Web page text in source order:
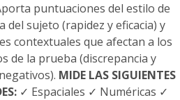
puntuaciones del estilo de
del sujeto (rapidez y eficacia) y
contextuales que afectan a los
de la prueba (discrepancia y
MIDE LAS SIGUIENTES
✓ Espaciales ✓ Numéricas ✓